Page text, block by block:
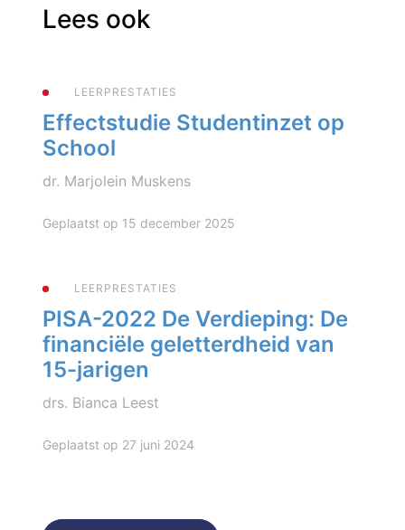
Lees ook
LEERPRESTATIES
Effectstudie Studentinzet op
School
dr. Marjolein Muskens
Geplaatst op 15 december 2025
LEERPRESTATIES
PISA-2022 De Verdieping: De
financiële geletterdheid van
15-jarigen
drs. Bianca Leest
Geplaatst op 27 juni 2024